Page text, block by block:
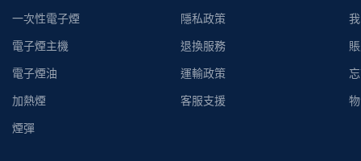
一次性電子煙
電子煙主機
電子煙油
加熱煙
煙彈
隱私政策
退換服務
運輸政策
客服支援